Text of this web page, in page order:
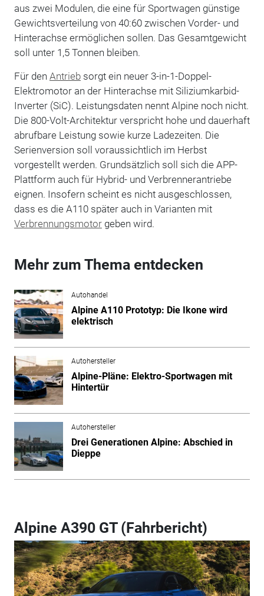
aus zwei Modulen, die eine für Sportwagen günstige
Gewichtsverteilung von 40:60 zwischen Vorder- und
Hinterachse ermöglichen sollen. Das Gesamtgewicht
soll unter 1,5 Tonnen bleiben.
Für den Antriebsorgt ein neuer 3-in-1-Doppel-
Elektromotor an der Hinterachse mit Siliziumkarbid-
Inverter (SiC). Leistungsdaten nennt Alpine noch nicht.
Die 800-Volt-Architektur verspricht hohe und dauerhaft
abrufbare Leistung sowie kurze Ladezeiten. Die
Serienversion soll voraussichtlich im Herbst
vorgestellt werden. Grundsätzlich soll sich die APP-
Plattform auch für Hybrid- und Verbrennerantriebe
eignen. Insofern scheint es nicht ausgeschlossen,
dass es die A110 später auch in Varianten mit
Verbrennungsmotorgeben wird.
Mehr zum Thema entdecken
Autohandel
Alpine A110 Prototyp: Die Ikone wird
elektrisch
Autohersteller
Alpine-Pläne: Elektro-Sportwagen mit
Hintertür
Autohersteller
Drei Generationen Alpine: Abschied in
Dieppe
Alpine A390 GT (Fahrbericht)